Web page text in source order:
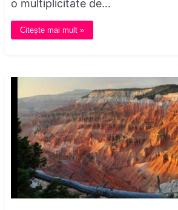
o multiplicitate de…
Citește mai mult »